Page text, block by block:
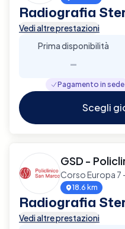
Radiografia
Vedi altre prestazioni
Prima disponibilità
-
Pagamento in sede
Scegli
GSD -
Corso Europa
18.6 km
Radiografia
Vedi altre prestazioni